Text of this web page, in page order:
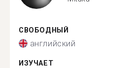
СВОБОДНЫЙ
английский
ИЗУЧАЕТ